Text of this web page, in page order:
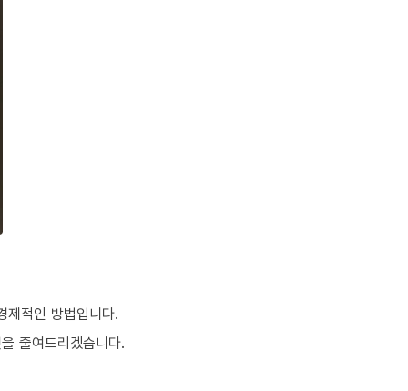
제적인 방법입니다.
줄여드리겠습니다.